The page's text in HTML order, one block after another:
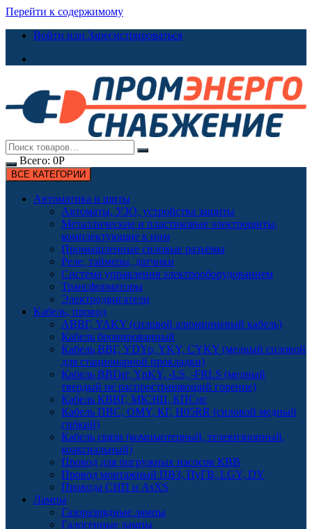
Перейти к содержимому
Войти или Зарегистрироваться
Всего: 0Р
ВСЕ КАТЕГОРИИ
Автоматика и щиты
Автоматы, УЗО, устройства защиты
Металлические и пластиковые электрощиты,
комплектующие к ним
Промышленные силовые разъёмы
Реле, таймеры, датчики
Система управления электрооборудованием
Трансформаторы
Электродвигатели
Кабель, провод
АВВГ, YAKY (силовой алюминиевый кабель)
Кабель бронированный
Кабель ВВГ, YDYp, YKY, CYKY (медный силовой
для стационарной прокладки)
Кабель ВВГнг, YnKY, -LS, -FRLS (медный
твердый не распространяющий горение)
Кабель КВВГ, МКЭШ, КПСнг
Кабель ПВС, OMY, КГ, H05RR (силовой медный
гибкий)
Кабель связи (компьютерный, телевизионный,
коаксиальный)
Провод для погружных насосов КВВ
Провод монтажный ПВЗ, ПуГВ, LGY, DY
Провода СИП и AsXS
Лампы
Газоразрядные лампы
Галогенные лампы